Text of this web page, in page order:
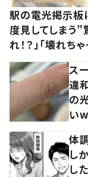
駅の電光掲示
度見してしまう
れ！？」「壊れちゃ
ス
違
の
い
体
し
し